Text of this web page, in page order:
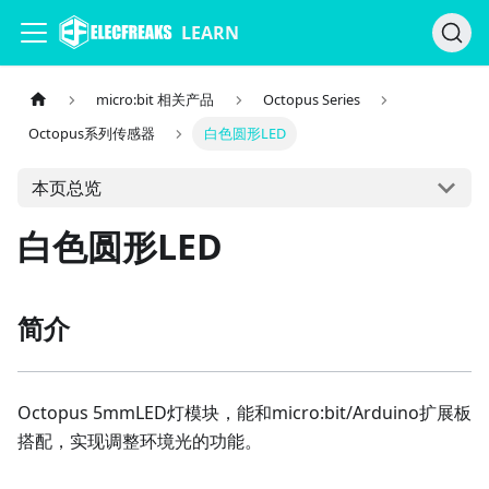
LEARN
micro:bit 相关产品
Octopus Series
Octopus系列传感器
白色圆形LED
本页总览
白色圆形LED
简介
Octopus 5mmLED灯模块，能和micro:bit/Arduino扩展板
搭配，实现调整环境光的功能。